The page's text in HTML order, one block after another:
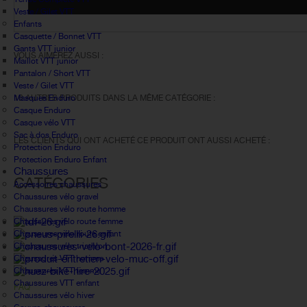
Veste / Gilet VTT
Enfants
Casquette / Bonnet VTT
Gants VTT junior
Maillot VTT junior
Pantalon / Short VTT
Veste / Gilet VTT
Masques Enduro
Casque Enduro
Casque vélo VTT
Sac à dos Enduro
Protection Enduro
Protection Enduro Enfant
Chaussures
Accessoires chaussures
Chaussures vélo gravel
Chaussures vélo route homme
Chaussures vélo route femme
Chaussures vélo route enfant
Chaussures vélo triathlon
Chaussures VTT homme
Chaussures VTT femme
Chaussures VTT enfant
Chaussures vélo hiver
VOUS AIMEREZ AUSSI :
16 AUTRES PRODUITS DANS LA MÊME CATÉGORIE :
LES CLIENTS QUI ONT ACHETÉ CE PRODUIT ONT AUSSI ACHETÉ :
CATÉGORIES
FAQ